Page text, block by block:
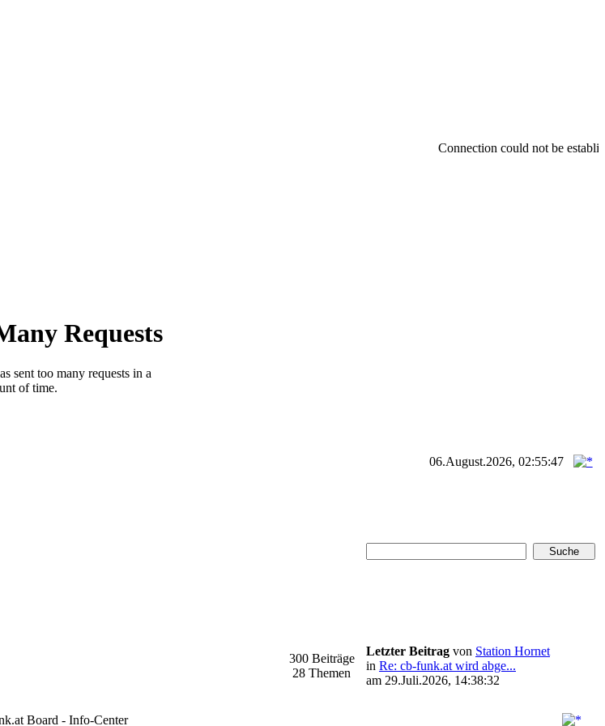
Connection could not be
06.August.2026, 02:55:47
300 Beiträge
28 Themen
Letzter Beitrag von Station Hornet
in Re: cb-funk.at wird abge...
am 29.Juli.2026, 14:38:32
Board - Info-Center